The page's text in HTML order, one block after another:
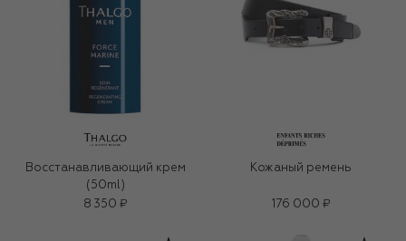
Восстанавливающий крем
(50ml)
8 350 ₽
Кожаный ремень
176 000 ₽